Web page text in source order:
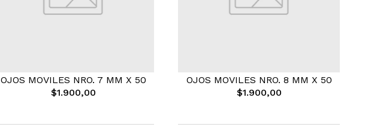
OJOS MOVILES NRO. 7 MM X 50
$1.900,00
OJOS MOVILES NRO. 8 MM X 50
$1.900,00